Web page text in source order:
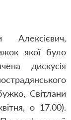
Алексієвич,
якої було
дискусія
Світлани
о 17.00).